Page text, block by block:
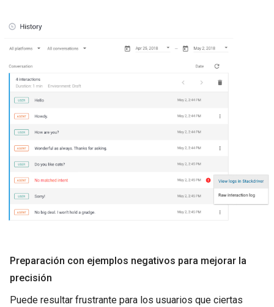
Preparación con ejemplos negativos para mejorar la
precisión
Puede resultar frustrante para los usuarios que ciertas